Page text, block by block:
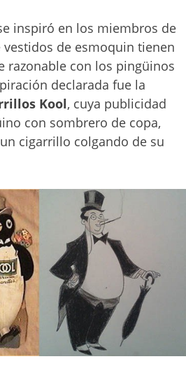
inspiró en los miembros de
vestidos de esmoquin tienen
razonable con los pingüinos
declarada fue la
Kool, cuya publicidad
con sombrero de copa,
cigarrillo colgando de su